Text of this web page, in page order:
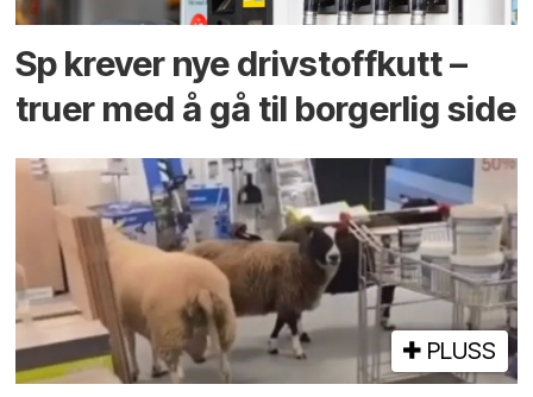
Sp krever nye drivstoffkutt –
truer med å gå til borgerlig side
PLUSS